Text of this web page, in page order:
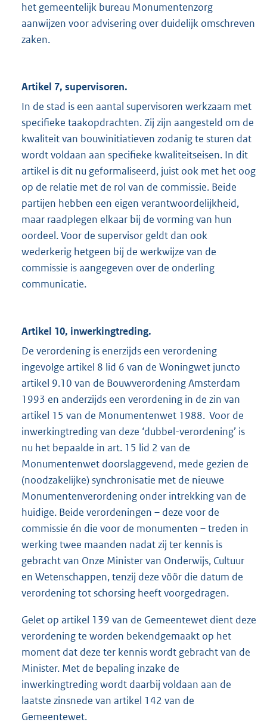
het gemeentelijk bureau Monumentenzorg
aanwijzen voor advisering over duidelijk omschreven
zaken.
Artikel 7, supervisoren.
In de stad is een aantal supervisoren werkzaam met
specifieke taakopdrachten. Zij zijn aangesteld om de
kwaliteit van bouwinitiatieven zodanig te sturen dat
wordt voldaan aan specifieke kwaliteitseisen. In dit
artikel is dit nu geformaliseerd, juist ook met het oog
op de relatie met de rol van de commissie. Beide
partijen hebben een eigen verantwoordelijkheid,
maar raadplegen elkaar bij de vorming van hun
oordeel. Voor de supervisor geldt dan ook
wederkerig hetgeen bij de werkwijze van de
commissie is aangegeven over de onderling
communicatie.
Artikel 10, inwerkingtreding.
De verordening is enerzijds een verordening
ingevolge artikel 8 lid 6 van de Woningwet juncto
artikel 9.10 van de Bouwverordening Amsterdam
1993 en anderzijds een verordening in de zin van
artikel 15 van de Monumentenwet 1988. Voor de
inwerkingtreding van deze ‘dubbel-verordening’ is
nu het bepaalde in art. 15 lid 2 van de
Monumentenwet doorslaggevend, mede gezien de
(noodzakelijke) synchronisatie met de nieuwe
Monumentenverordening onder intrekking van de
huidige. Beide verordeningen – deze voor de
commissie én die voor de monumenten – treden in
werking twee maanden nadat zij ter kennis is
gebracht van Onze Minister van Onderwijs, Cultuur
en Wetenschappen, tenzij deze vöör die datum de
verordening tot schorsing heeft voorgedragen.
Gelet op artikel 139 van de Gemeentewet dient deze
verordening te worden bekendgemaakt op het
moment dat deze ter kennis wordt gebracht van de
Minister. Met de bepaling inzake de
inwerkingtreding wordt daarbij voldaan aan de
laatste zinsnede van artikel 142 van de
Gemeentewet.